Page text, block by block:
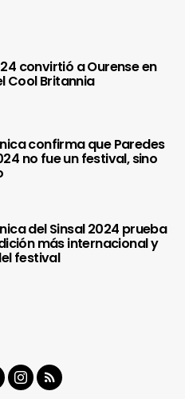
convirtió a Ourense en
Cool Britannia
confirma que Paredes
no fue un festival, sino
del Sinsal 2024 prueba
más internacional y
festival